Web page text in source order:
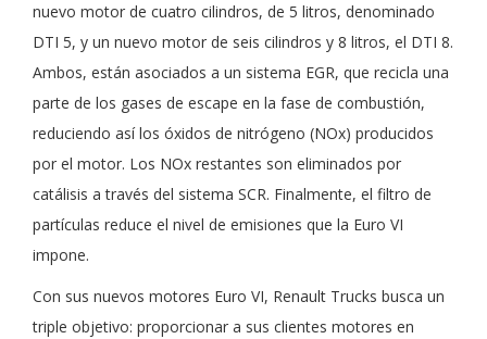
nuevo motor de cuatro cilindros, de 5 litros, denominado
DTI 5, y un nuevo motor de seis cilindros y 8 litros, el DTI 8.
Ambos, están asociados a un sistema EGR, que recicla una
parte de los gases de escape en la fase de combustión,
reduciendo así los óxidos de nitrógeno (NOx) producidos
por el motor. Los NOx restantes son eliminados por
catálisis a través del sistema SCR. Finalmente, el filtro de
partículas reduce el nivel de emisiones que la Euro VI
impone.
Con sus nuevos motores Euro VI, Renault Trucks busca un
triple objetivo: proporcionar a sus clientes motores en